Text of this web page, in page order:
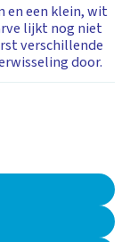
en een klein, wit
lijkt nog niet
verschillende
door.